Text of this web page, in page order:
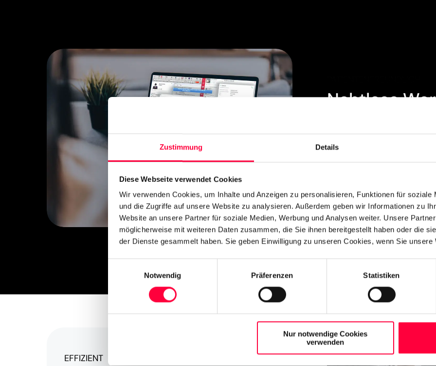
Zustimmung Details
Diese Webseite verwendet Cookies
Wir verwenden Cookies, um Inhalte und Anzeigen zu personalisieren, Funktionen für soziale
und die Zugriffe auf unsere Website zu analysieren. Außerdem geben wir Informationen zu
Website an unsere Partner für soziale Medien, Werbung und Analysen weiter. Unsere
möglicherweise mit weiteren Daten zusammen, die Sie ihnen bereitgestellt haben oder die
der Dienste gesammelt haben. Sie geben Einwilligung zu unseren Cookies, wenn Sie unsere
Notwendig
Präferenzen Statistiken
Nur notwendige Cookies
verwenden
Nahtlose
Arbeitsabläufe, wertvolle
nahtlos in die täglichen
EFFIZIENT